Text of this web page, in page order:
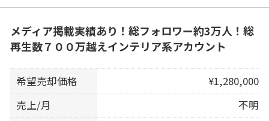
メディア掲載実績あり！総フォロワー約3万人！総
再生数７００万越えインテリア系アカウント
希望売却価格
¥1,280,000
売上/月
不明